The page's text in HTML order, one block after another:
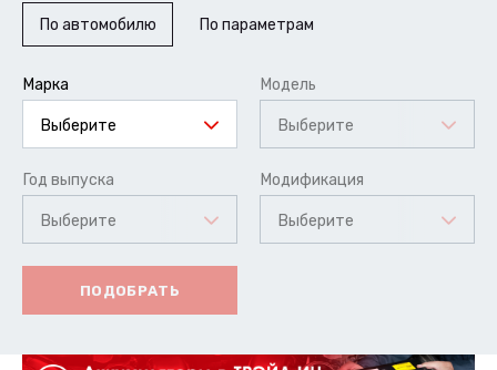
По автомобилю По параметрам
Марка
Выберите
Модель
Выберите
Год выпуска
Выберите
Модификация
Выберите
ПОДОБРАТЬ